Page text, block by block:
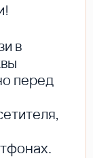
в
перед